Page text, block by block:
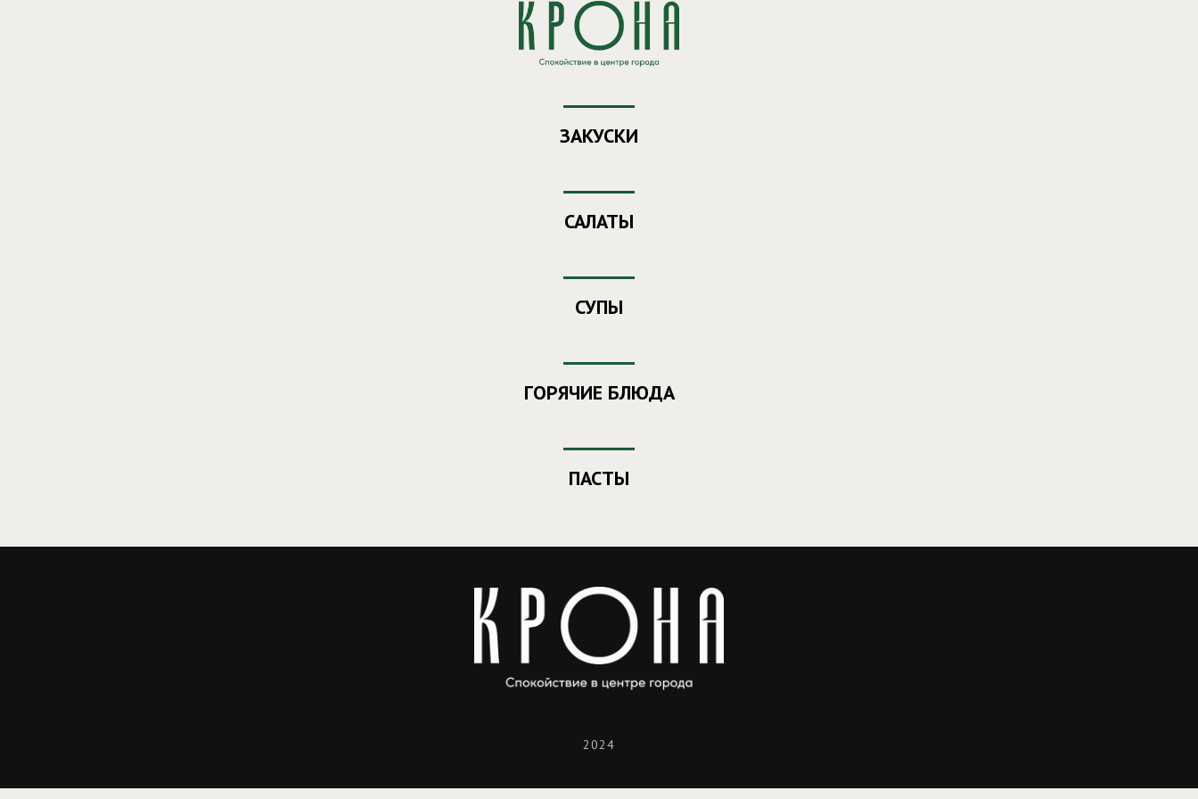
Заказ еды из ресторана "Крона"
Ваш номер- 406
ЗАКУСКИ
САЛАТЫ
СУПЫ
ГОРЯЧИЕ БЛЮДА
ПАСТЫ
2024